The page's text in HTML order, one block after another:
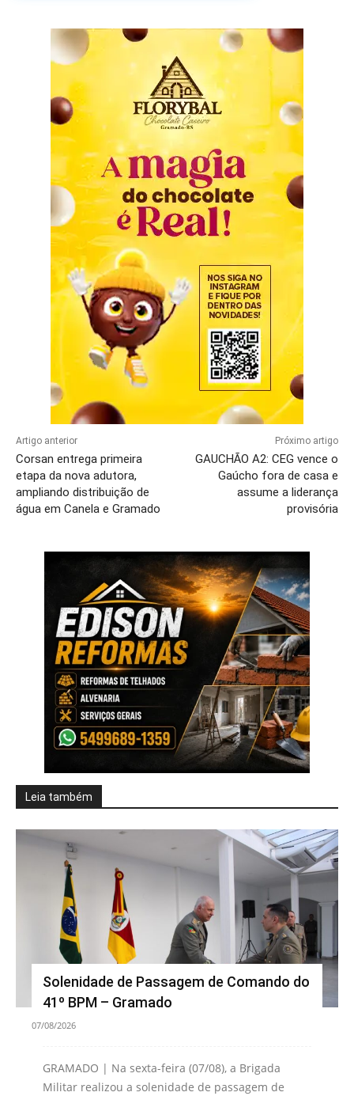
Artigo anterior
Corsan entrega primeira
etapa da nova adutora,
ampliando distribuição de
água em Canela e Gramado
Próximo artigo
GAUCHÃO A2: CEG vence o
Gaúcho fora de casa e
assume a liderança
provisória
Leia também
Solenidade de Passagem de Comando do
41º BPM – Gramado
07/08/2026
GRAMADO | Na sexta-feira (07/08), a Brigada
Militar realizou a solenidade de passagem de